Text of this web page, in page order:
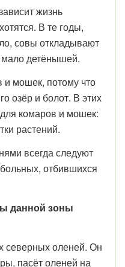
жизнь
В те годы,
совы откладывают
детёнышей.
и мошек, потому что
озёр и болот. В этих
комаров и мошек:
растений.
всегда следуют
отбившихся
данной зоны
северных оленей. Он
пасёт оленей на